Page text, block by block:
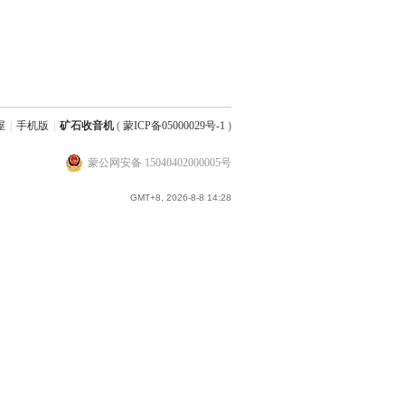
手机版 矿石收音机( 蒙ICP备05000029号-1 )
蒙公网安备 15040402000005号
GMT+8, 2026-8-8 14:28